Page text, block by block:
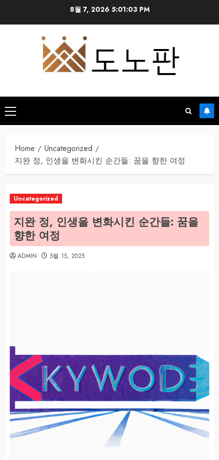
8월 7, 2026 5:01:04 PM
Primary
Menu
Home
Uncategorized
지완 정, 인생을 변화시킨 순간들: 꿈을 향한 여정
Uncategorized
지완 정, 인생을 변화시킨 순간들: 꿈을
향한 여정
ADMIN 5월 15, 2025